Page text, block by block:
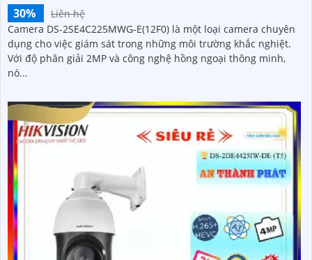
30%
Liên hệ
Camera DS-2SE4C225MWG-E(12F0) là một loại camera chuyên
dụng cho việc giám sát trong những môi trường khắc nghiệt.
Với độ phân giải 2MP và công nghệ hồng ngoại thông minh,
nó...